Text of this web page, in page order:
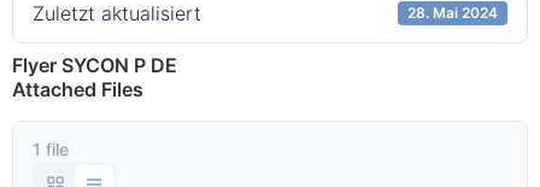
Zuletzt aktualisiert 28. Mai 2024
Flyer SYCON P DE
Attached Files
1 file